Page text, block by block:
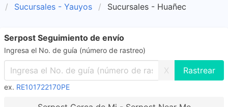
Sucursales - Yauyos
Sucursales - Huañec
Serpost Seguimiento de envío
Ingresa el No. de guía (número de rastreo)
X
ex. RE101722170PE